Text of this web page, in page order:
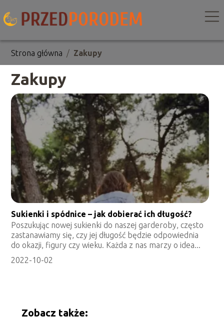
Strona główna / Zakupy
Zakupy
Sukienki i spódnice – jak dobierać ich długość?
Poszukując nowej sukienki do naszej garderoby, często
zastanawiamy się, czy jej długość będzie odpowiednia
do okazji, figury czy wieku. Każda z nas marzy o idea...
2022-10-02
Zobacz także: